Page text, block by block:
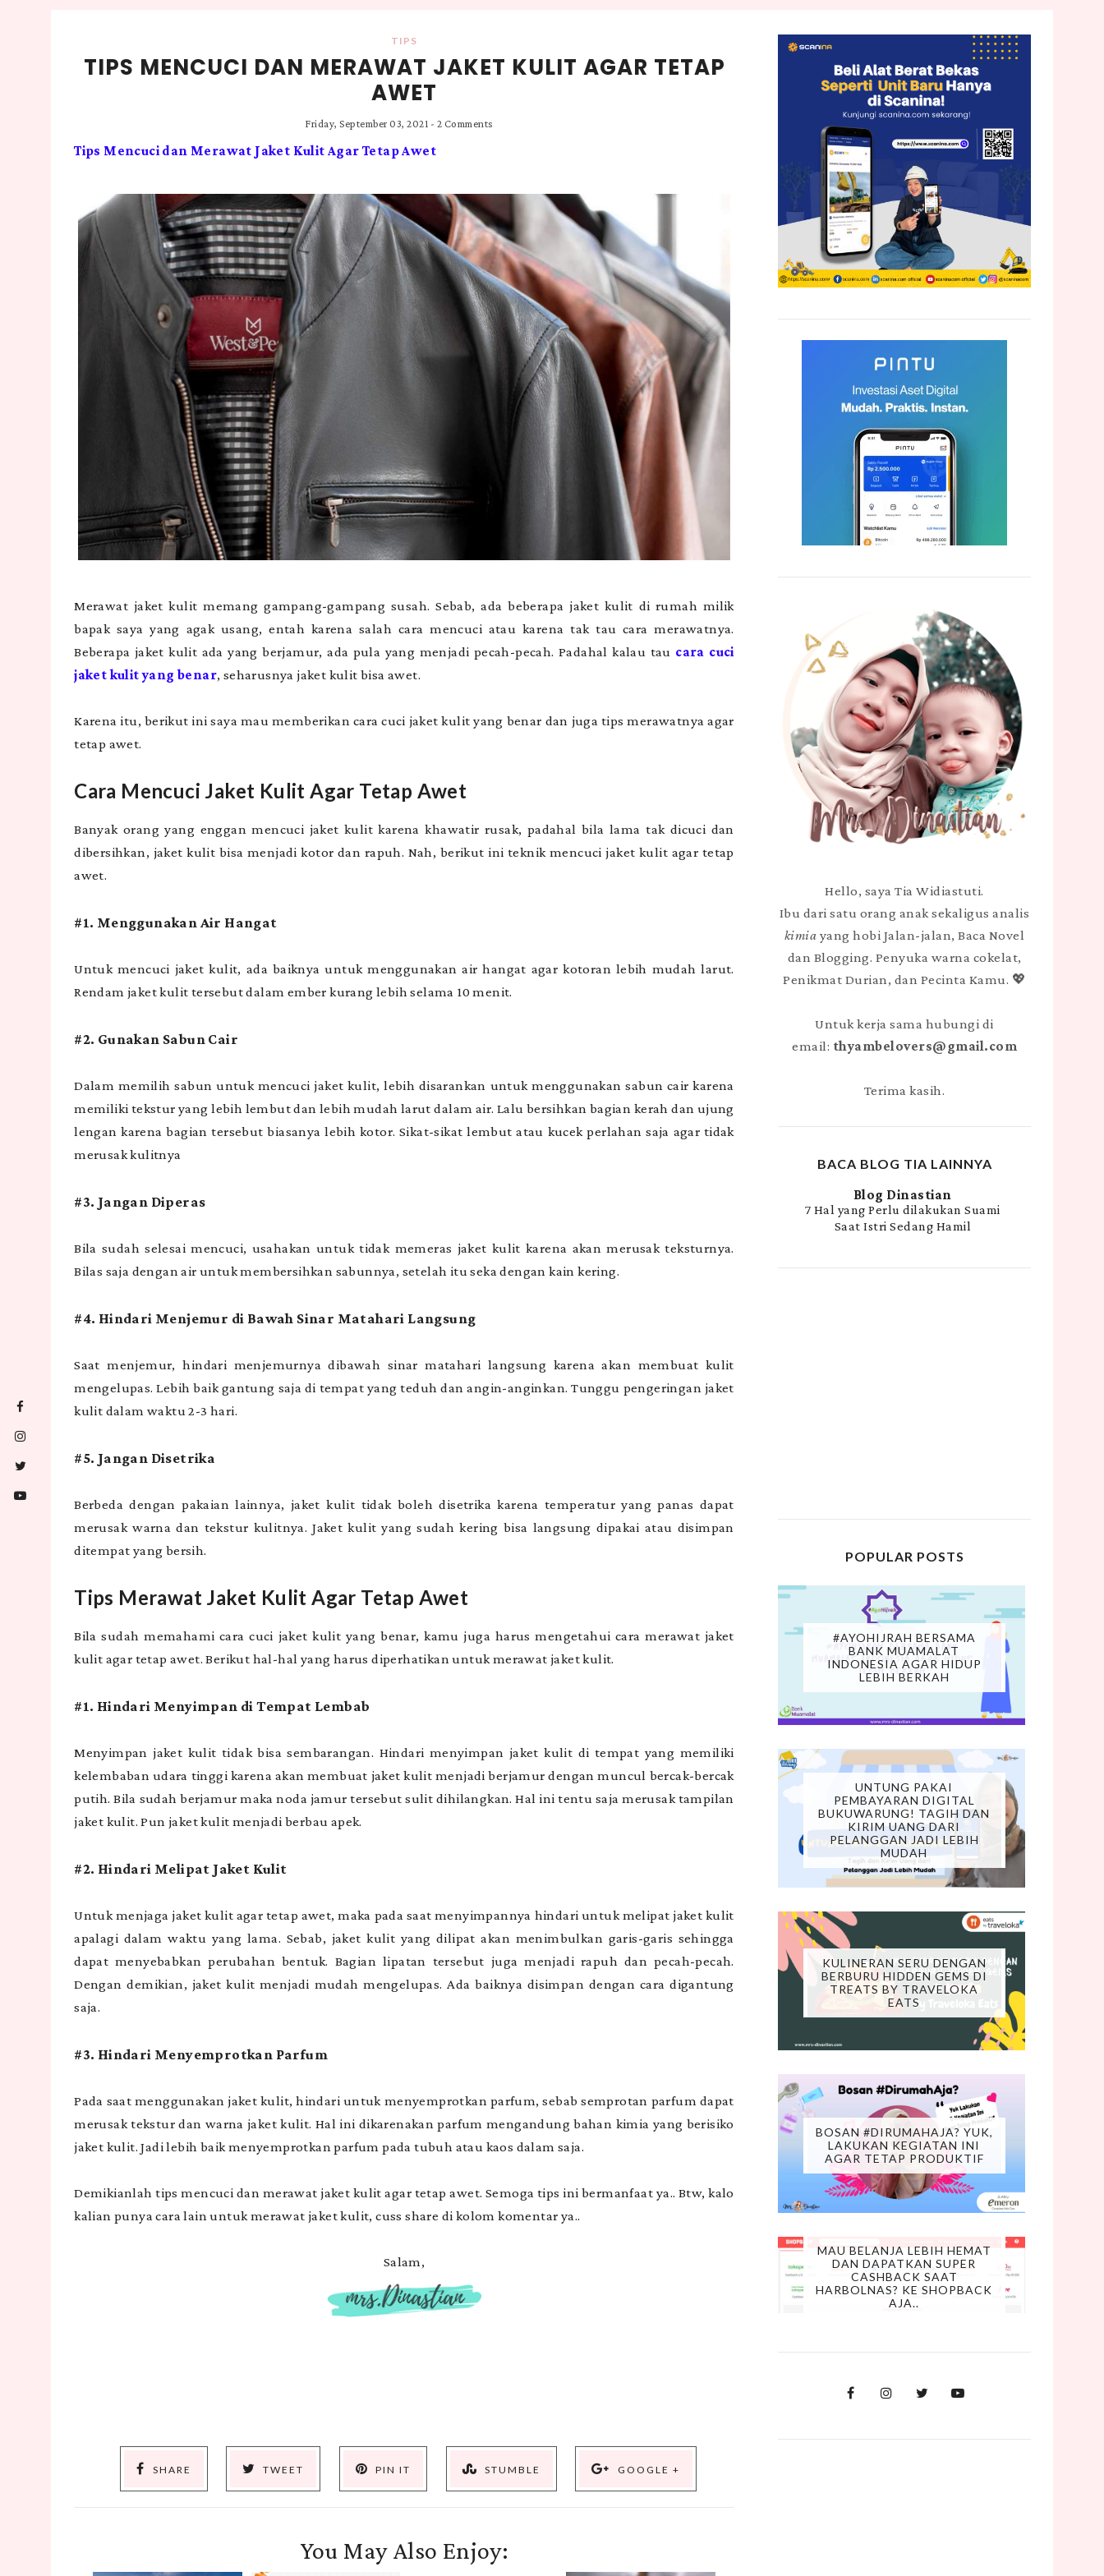
TIPS
TIPS MENCUCI DAN MERAWAT JAKET KULIT AGAR TETAP
AWET
Friday, September 03, 2021 - 2 Comments
Tips Mencuci dan Merawat Jaket Kulit Agar Tetap Awet
Merawat jaket kulit memang gampang-gampang susah. Sebab, ada beberapa jaket kulit di rumah milik
bapak saya yang agak usang, entah karena salah cara mencuci atau karena tak tau cara merawatnya.
Beberapa jaket kulit ada yang berjamur, ada pula yang menjadi pecah-pecah. Padahal kalau tau cara cuci
jaket kulit yang benar, seharusnya jaket kulit bisa awet.
Karena itu, berikut ini saya mau memberikan cara cuci jaket kulit yang benar dan juga tips merawatnya agar
tetap awet.
Cara Mencuci Jaket Kulit Agar Tetap Awet
Banyak orang yang enggan mencuci jaket kulit karena khawatir rusak, padahal bila lama tak dicuci dan
dibersihkan, jaket kulit bisa menjadi kotor dan rapuh. Nah, berikut ini teknik mencuci jaket kulit agar tetap
awet.
#1. Menggunakan Air Hangat
Untuk mencuci jaket kulit, ada baiknya untuk menggunakan air hangat agar kotoran lebih mudah larut.
Rendam jaket kulit tersebut dalam ember kurang lebih selama 10 menit.
#2. Gunakan Sabun Cair
Dalam memilih sabun untuk mencuci jaket kulit, lebih disarankan untuk menggunakan sabun cair karena
memiliki tekstur yang lebih lembut dan lebih mudah larut dalam air. Lalu bersihkan bagian kerah dan ujung
lengan karena bagian tersebut biasanya lebih kotor. Sikat-sikat lembut atau kucek perlahan saja agar tidak
merusak kulitnya
#3. Jangan Diperas
Bila sudah selesai mencuci, usahakan untuk tidak memeras jaket kulit karena akan merusak teksturnya.
Bilas saja dengan air untuk membersihkan sabunnya, setelah itu seka dengan kain kering.
#4. Hindari Menjemur di Bawah Sinar Matahari Langsung
Saat menjemur, hindari menjemurnya dibawah sinar matahari langsung karena akan membuat kulit
mengelupas. Lebih baik gantung saja di tempat yang teduh dan angin-anginkan. Tunggu pengeringan jaket
kulit dalam waktu 2-3 hari.
#5. Jangan Disetrika
Berbeda dengan pakaian lainnya, jaket kulit tidak boleh disetrika karena temperatur yang panas dapat
merusak warna dan tekstur kulitnya. Jaket kulit yang sudah kering bisa langsung dipakai atau disimpan
ditempat yang bersih.
Tips Merawat Jaket Kulit Agar Tetap Awet
Bila sudah memahami cara cuci jaket kulit yang benar, kamu juga harus mengetahui cara merawat jaket
kulit agar tetap awet. Berikut hal-hal yang harus diperhatikan untuk merawat jaket kulit.
#1. Hindari Menyimpan di Tempat Lembab
Menyimpan jaket kulit tidak bisa sembarangan. Hindari menyimpan jaket kulit di tempat yang memiliki
kelembaban udara tinggi karena akan membuat jaket kulit menjadi berjamur dengan muncul bercak-bercak
putih. Bila sudah berjamur maka noda jamur tersebut sulit dihilangkan. Hal ini tentu saja merusak tampilan
jaket kulit. Pun jaket kulit menjadi berbau apek.
#2. Hindari Melipat Jaket Kulit
Untuk menjaga jaket kulit agar tetap awet, maka pada saat menyimpannya hindari untuk melipat jaket kulit
apalagi dalam waktu yang lama. Sebab, jaket kulit yang dilipat akan menimbulkan garis-garis sehingga
dapat menyebabkan perubahan bentuk. Bagian lipatan tersebut juga menjadi rapuh dan pecah-pecah.
Dengan demikian, jaket kulit menjadi mudah mengelupas. Ada baiknya disimpan dengan cara digantung
saja.
#3. Hindari Menyemprotkan Parfum
Pada saat menggunakan jaket kulit, hindari untuk menyemprotkan parfum, sebab semprotan parfum dapat
merusak tekstur dan warna jaket kulit. Hal ini dikarenakan parfum mengandung bahan kimia yang berisiko
jaket kulit. Jadi lebih baik menyemprotkan parfum pada tubuh atau kaos dalam saja.
Demikianlah tips mencuci dan merawat jaket kulit agar tetap awet. Semoga tips ini bermanfaat ya.. Btw, kalo
kalian punya cara lain untuk merawat jaket kulit, cuss share di kolom komentar ya..
Salam,
SHARE TWEET PIN IT STUMBLE GOOGLE +
You May Also Enjoy:
Hello, saya Tia Widiastuti.
Ibu dari satu orang anak sekaligus analis
kimia yang hobi Jalan-jalan, Baca Novel
dan Blogging. Penyuka warna cokelat,
Penikmat Durian, dan Pecinta Kamu. 💖
Untuk kerja sama hubungi di
email: thyambelovers@gmail.com
Terima kasih.
BACA BLOG TIA LAINNYA
Blog Dinastian
7 Hal yang Perlu dilakukan Suami
Saat Istri Sedang Hamil
POPULAR POSTS
#AYOHIJRAH BERSAMA
BANK MUAMALAT
INDONESIA AGAR HIDUP
LEBIH BERKAH
UNTUNG PAKAI
PEMBAYARAN DIGITAL
BUKUWARUNG! TAGIH DAN
KIRIM UANG DARI
PELANGGAN JADI LEBIH
MUDAH
KULINERAN SERU DENGAN
BERBURU HIDDEN GEMS DI
TREATS BY TRAVELOKA
EATS
BOSAN #DIRUMAHAJA? YUK,
LAKUKAN KEGIATAN INI
AGAR TETAP PRODUKTIF
MAU BELANJA LEBIH HEMAT
DAN DAPATKAN SUPER
CASHBACK SAAT
HARBOLNAS? KE SHOPBACK
AJA..